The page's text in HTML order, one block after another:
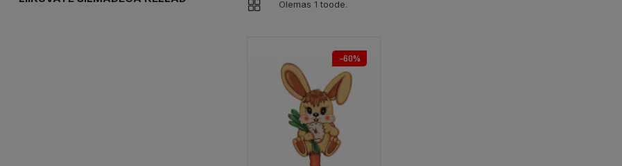
Olemas 1 toode.
−60%